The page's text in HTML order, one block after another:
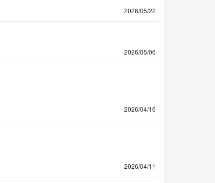
2026/05/22
2026/05/06
2026/04/16
2026/04/11